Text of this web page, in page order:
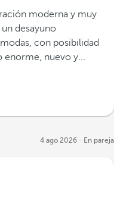
moderna y muy
desayuno
con posibilidad
enorme, nuevo y...
4 ago 2026 En pareja